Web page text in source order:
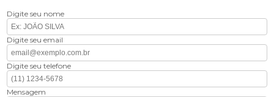
Digite seu nome
Digite seu email
Digite seu telefone
Mensagem